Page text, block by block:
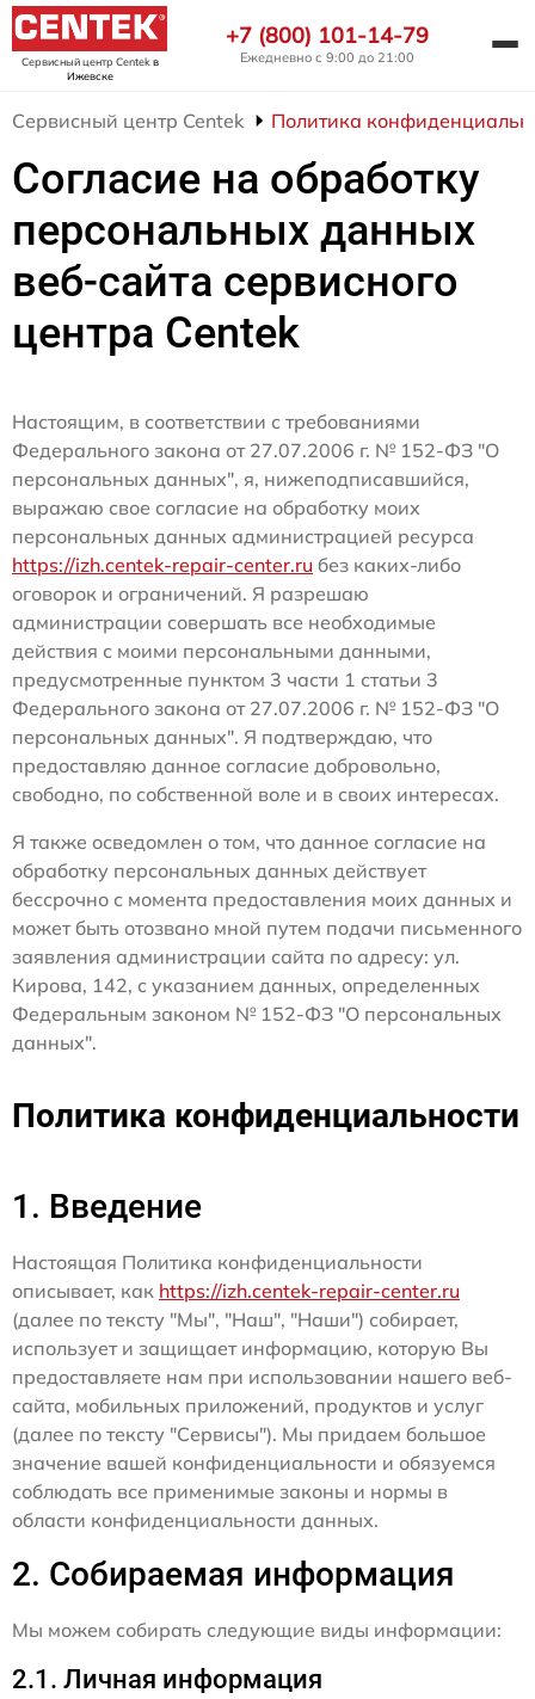
Сервисный центр Centekв
Ижевске
+7 (800) 101-14-79
Ежедневно с 9:00 до 21:00
Сервисный центр Centek Политика
Согласие на обработку
персональных данных
веб-сайта сервисного
центра Centek
Настоящим, в соответствии с требованиями
Федерального закона от 27.07.2006 г. № 152-ФЗ "О
персональных данных", я, нижеподписавшийся,
выражаю свое согласие на обработку моих
персональных данных администрацией ресурса
https://izh.centek-repair-center.ru без каких-либо
оговорок и ограничений. Я разрешаю
администрации совершать все необходимые
действия с моими персональными данными,
предусмотренные пунктом 3 части 1 статьи 3
Федерального закона от 27.07.2006 г. № 152-ФЗ "О
персональных данных". Я подтверждаю, что
предоставляю данное согласие добровольно,
свободно, по собственной воле и в своих интересах.
Я также осведомлен о том, что данное согласие на
обработку персональных данных действует
бессрочно с момента предоставления моих данных и
может быть отозвано мной путем подачи письменного
заявления администрации сайта по адресу: ул.
Кирова, 142, с указанием данных, определенных
Федеральным законом № 152-ФЗ "О персональных
данных".
Политика конфиденциальности
1. Введение
Настоящая Политика конфиденциальности
описывает, как https://izh.centek-repair-center.ru
(далее по тексту "Мы", "Наш", "Наши") собирает,
использует и защищает информацию, которую Вы
предоставляете нам при использовании нашего веб-
сайта, мобильных приложений, продуктов и услуг
(далее по тексту "Сервисы"). Мы придаем большое
значение вашей конфиденциальности и обязуемся
соблюдать все применимые законы и нормы в
области конфиденциальности данных.
2. Собираемая информация
Мы можем собирать следующие виды информации:
2.1. Личная информация